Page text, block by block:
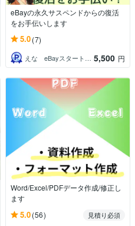
eBayの永久サスペンドからの復活
をお手伝いします
5.0(7)
えな eBayスタートサポーター 5,500 円
Word/Excel/PDFデータ作成/修正し
ます
5.0(56)
見積り必須